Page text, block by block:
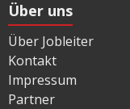
Über uns
Über Jobleiter
Kontakt
Impressum
Partner